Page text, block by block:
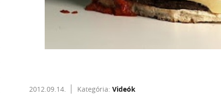
2012.09.14. Kategória: Videók